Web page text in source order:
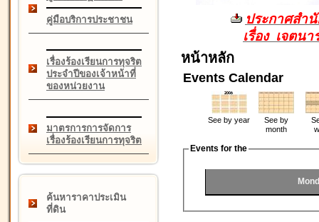
คู่มือบริการประชาชน
เรื่องร้องเรียนการทุจริต
ประจำปีของเจ้าหน้าที่
ของหน่วยงาน
มาตรการการจัดการ
เรื่องร้องเรียนการทุจริต
ค้นหาราคาประเมิน
ที่ดิน
ประกาศสำ
เรื่อง เจตน
หน้าหลัก
Events Calendar
See by year
See by
month
Events for the